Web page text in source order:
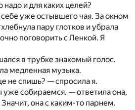
надо и для каких целей?
себе уже остывшего чая. За окном
пару глотков и убрала
поговорить с Ленкой. Я
в трубке знакомый голос.
медленная музыка.
не спишь? — спросила я.
собираемся. — ответила она,
она с каким-то парнем.